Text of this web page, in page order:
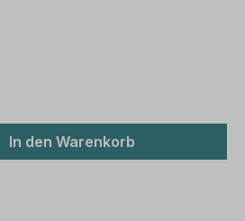
gewünschten Wert
In den Warenkorb